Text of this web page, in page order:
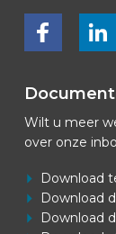
Bekijk ons op Facebook
Wilt u meer
over onze
Download
Download
Download